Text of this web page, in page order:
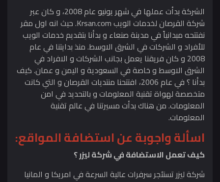
الشركة بدأت عملها في شهر يونيو عام 2008، و كان عبر
شركة القرصان لخدمات الويب Krsan.com. حيث انه اول مقر
نفتتحه ميدانياً في مدينة صنعاء و بدأنا بتقديم خدمات الويب
للأفراد و الشركات في الشرق الاوسط. منذ بدايتنا في عام
2008 و كان فريقنا يعمل بجانب الشركات و الافراد في
الشرق الاوسط و خاصة في السعودية و اليمن و عمان. كيف
بدأنا ؟ في عام 2006، افتتحنا منتديات القرصان و التي كانت
متخصصة لهواة تقنية المعلومات و بالتحديد في امن
المعلومات. من هناك بدأت مسيرتنا في عالم تقنية
المعلومات.
اسألة واجوبة عن استضافة المواقع:
كيف تعمل الاستضافة في شركة ليزر ؟
شركة ليزر تستئجر سرفرات عالية السرعة في امريكا و المانيا